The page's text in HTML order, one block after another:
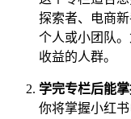
探索者、电商
个人或小团队
收益的人群。
学完专栏后能掌
你将掌握小红